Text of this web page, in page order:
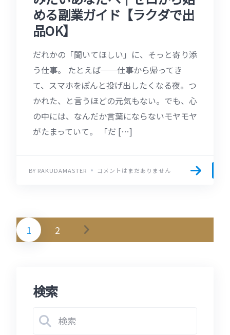
める副業ガイド【ラクダで出
品OK】
だれかの「聞いてほしい」に、そっと寄り添
う仕事。 たとえば──仕事から帰ってき
て、スマホをぽんと投げ出したくなる夜。つ
かれた、と言うほどの元気もない。でも、心
の中には、なんだか言葉にならないモヤモヤ
がたまっていて。 「だ […]
BY RAKUDAMASTER コメントはまだありません
投
1 2
検索